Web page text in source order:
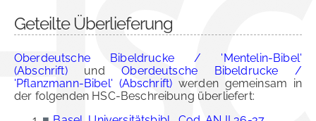
Geteilte Überlieferung
Oberdeutsche Bibeldrucke / 'Mentelin-Bibel'
(Abschrift)undOberdeutsche Bibeldrucke /
'Pflanzmann-Bibel' (Abschrift) werden gemeinsam in
der folgenden HSC-Beschreibung überliefert: